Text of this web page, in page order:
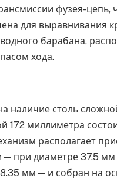
фузея-цепь,
для выравнивания
барабана,
хода.
наличие столь
172 миллиметра
располагает
— при диаметре 37.5 мм
8.35 мм — и собран на